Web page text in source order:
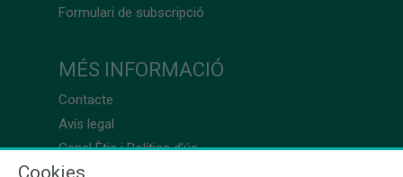
Formulari de subscripció
MÉS INFORMACIÓ
Contacte
Avís legal
Canal Ètic i Política d’ús
Cookies